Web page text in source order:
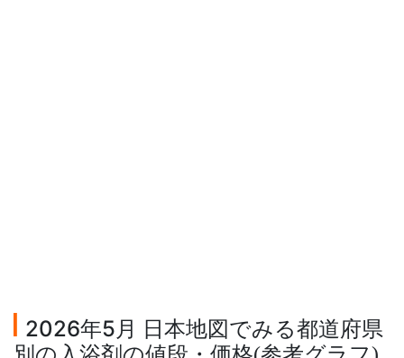
2026年5月 日本地図でみる都道府県